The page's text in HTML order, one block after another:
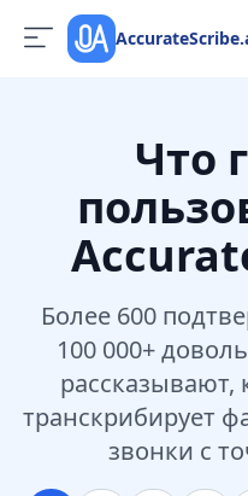
Что
Более 600
100 000+
рассказывают,
транскрибирует
звонки с